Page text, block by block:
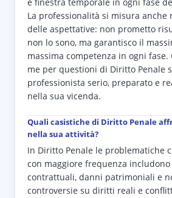
e finestra temporale in ogni fase
La professionalità si misura anche
delle aspettative: non prometto
non lo sono, ma garantisco il
massima competenza in ogni fase.
me per questioni di Diritto Penale
professionista serio, preparato e
nella sua vicenda.
Quali casistiche di Diritto Penale
nella sua attività?
In Diritto Penale le problematiche
con maggiore frequenza
contrattuali, danni patrimoniali e
controversie su diritti reali e